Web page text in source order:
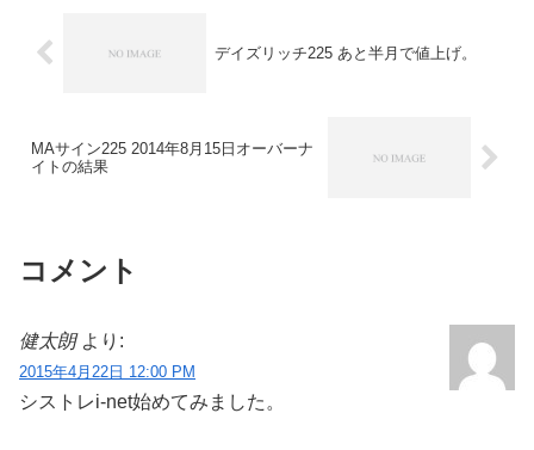
デイズリッチ225 あと半月で値上げ。
MAサイン225 2014年8月15日オーバーナ
イトの結果
コメント
健太朗 より:
2015年4月22日 12:00 PM
シストレi‐net始めてみました。